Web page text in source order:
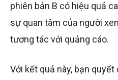
phiên bản B có hiệu quả
sự quan tâm của người
tương tác với quảng cáo.
Với kết quả này, bạn